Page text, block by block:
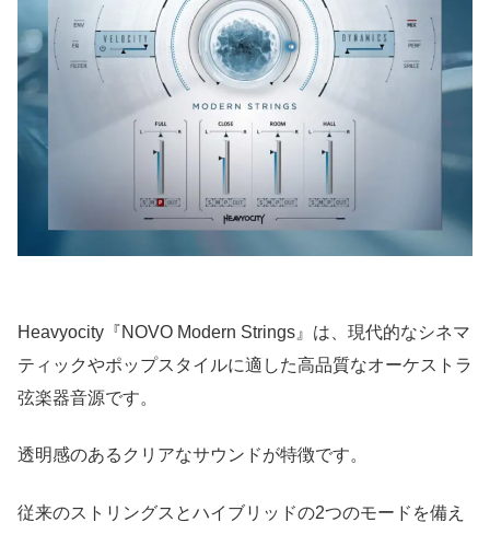
Heavyocity『NOVO Modern Strings』は、現代的なシネマ
ティックやポップスタイルに適した高品質なオーケストラ
弦楽器音源です。
透明感のあるクリアなサウンドが特徴です。
従来のストリングスとハイブリッドの2つのモードを備え